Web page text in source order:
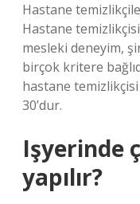
Hastane
Hastane
mesleki deneyim,
birçok kritere
hastane
30’dur.
Işyerinde
yapılır?